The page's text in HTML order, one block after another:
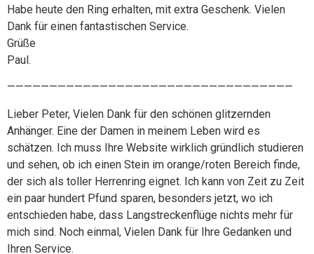
Habe heute den Ring erhalten, mit extra Geschenk. Vielen
Dank für einen fantastischen Service.
Grüße
Paul.
——————————————————————————————————
Lieber Peter, Vielen Dank für den schönen glitzernden
Anhänger. Eine der Damen in meinem Leben wird es
schätzen. Ich muss Ihre Website wirklich gründlich studieren
und sehen, ob ich einen Stein im orange/roten Bereich finde,
der sich als toller Herrenring eignet. Ich kann von Zeit zu Zeit
ein paar hundert Pfund sparen, besonders jetzt, wo ich
entschieden habe, dass Langstreckenflüge nichts mehr für
mich sind. Noch einmal, Vielen Dank für Ihre Gedanken und
Ihren Service.